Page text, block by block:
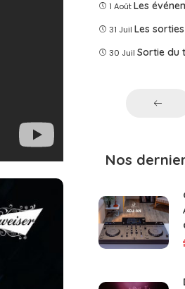
1 Août Les
31 Juil Les sorties
30 Juil Sortie du
Nos